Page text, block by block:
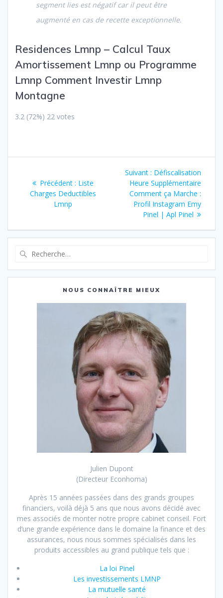
segment lies est négatif car il peut être
augmenté en cas de recette exceptionnelle.
Residences Lmnp – Calcul Taux
Amortissement Lmnp ou Programme
Lmnp Comment Investir Lmnp
Montagne
3.2 (72%) 22 votes
l’article
Précédent : Article
précédent
Liste
Charges Deductibles
Lmnp
Suivant : Article
suivant
:
Défiscalisation
Heure Supplémentaire
Comment ça Marche :
Profil Instagram Emy
Pinel | Apl Pinel
:
NOUS CONNAÎTRE MIEUX
Julien Dupont
(Directeur Econhoma)
Après 15 années passées dans des grands groupes
financiers, voilà déjà 5 ans que nous avons décidé avec
mes associés de monter notre propre cabinet conseil. Fort
d’une grande expérience dans le domaine la finance et des
assurances, nous nous sommes spécialisés dans les
produits accessibles au grand publique tels que :
La loi Pinel
Les investissements LMNP
La mutuelle santé